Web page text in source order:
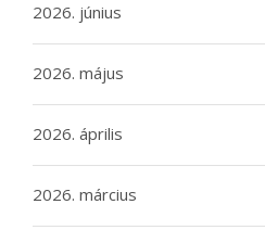
2026. június
2026. május
2026. április
2026. március